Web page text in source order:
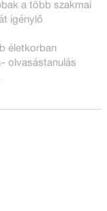
a több szakmai
igénylő
életkorban
olvasástanulás